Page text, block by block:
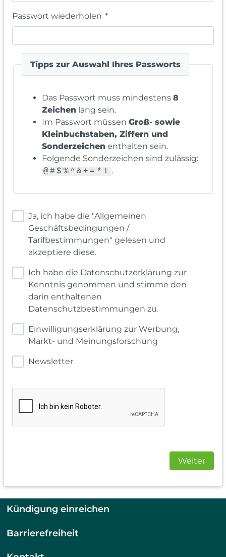
Passwort wiederholen *
Tipps zur Auswahl Ihres Passworts
Das Passwort muss mindestens 8
Zeichen lang sein.
Im Passwort müssen Groß- sowie
Kleinbuchstaben, Ziffern und
Sonderzeichen enthalten sein.
Folgende Sonderzeichen sind zulässig:
@#$%^&+=*! .
Ja, ich habe die "Allgemeinen
Geschäftsbedingungen /
Tarifbestimmungen" gelesen und
akzeptiere diese.
Ich habe die Datenschutzerklärung zur
Kenntnis genommen und stimme den
darin enthaltenen
Datenschutzbestimmungen zu.
Einwilligungserklärung zur Werbung,
Markt- und Meinungsforschung
Newsletter
Weiter
Kündigung einreichen
Barrierefreiheit